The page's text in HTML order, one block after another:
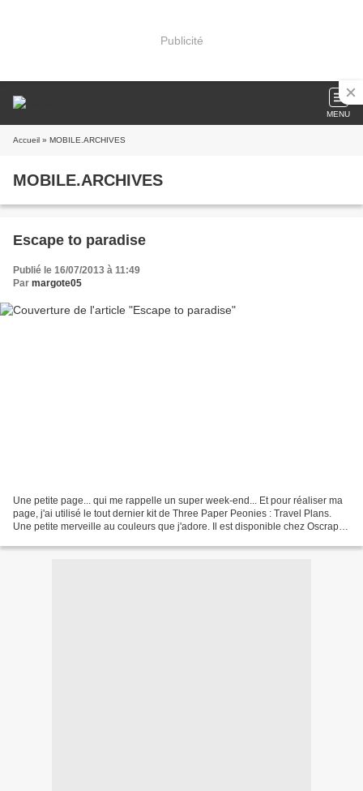
Publicité
MENU
Accueil » MOBILE.ARCHIVES
MOBILE.ARCHIVES
Escape to paradise
Publié le 16/07/2013 à 11:49
Par margote05
Une petite page... qui me rappelle un super week-end... Et pour réaliser ma
page, j'ai utilisé le tout dernier kit de Three Paper Peonies : Travel Plans.
Une petite merveille au couleurs que j'adore. Il est disponible chez Oscraps